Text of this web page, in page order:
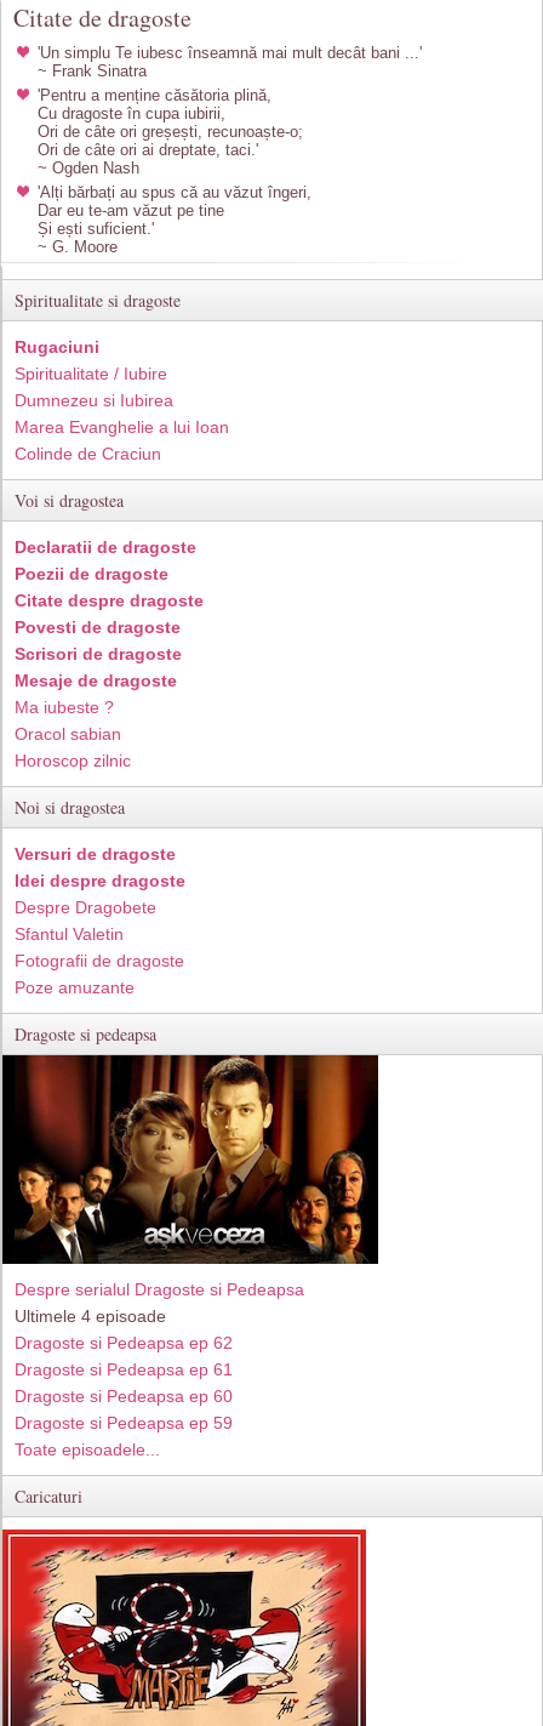
Citate de dragoste
'Un simplu Te iubesc înseamnă mai mult decât bani ...'
~ Frank Sinatra
'Pentru a menține căsătoria plină,
Cu dragoste în cupa iubirii,
Ori de câte ori greșești, recunoaște-o;
Ori de câte ori ai dreptate, taci.'
~ Ogden Nash
'Alți bărbați au spus că au văzut îngeri,
Dar eu te-am văzut pe tine
Și ești suficient.'
~ G. Moore
Spiritualitate si dragoste
Rugaciuni
Spiritualitate / Iubire
Dumnezeu si Iubirea
Marea Evanghelie a lui Ioan
Colinde de Craciun
Voi si dragostea
Declaratii de dragoste
Poezii de dragoste
Citate despre dragoste
Povesti de dragoste
Scrisori de dragoste
Mesaje de dragoste
Ma iubeste ?
Oracol sabian
Horoscop zilnic
Noi si dragostea
Versuri de dragoste
Idei despre dragoste
Despre Dragobete
Sfantul Valetin
Fotografii de dragoste
Poze amuzante
Dragoste si pedeapsa
Despre serialul Dragoste si Pedeapsa
Ultimele 4 episoade
Dragoste si Pedeapsa ep 62
Dragoste si Pedeapsa ep 61
Dragoste si Pedeapsa ep 60
Dragoste si Pedeapsa ep 59
Toate episoadele...
Caricaturi